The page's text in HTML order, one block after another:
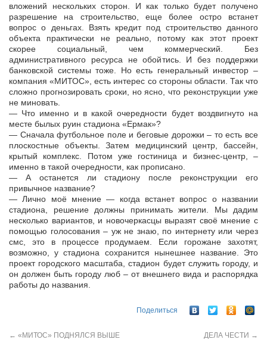
вложений нескольких сторон. И как только будет получено
разрешение на строительство, еще более остро встанет
вопрос о деньгах. Взять кредит под строительство данного
объекта практически не реально, потому как этот проект
скорее социальный, чем коммерческий. Без
административного ресурса не обойтись. И без поддержки
банковской системы тоже. Но есть генеральный инвестор –
компания «МИТОС», есть интерес со стороны области. Так что
сложно прогнозировать сроки, но ясно, что реконструкции уже
не миновать.
— Что именно и в какой очередности будет воздвигнуто на
месте былых руин стадиона «Ермак»?
— Сначала футбольное поле и беговые дорожки – то есть все
плоскостные объекты. Затем медицинский центр, бассейн,
крытый комплекс. Потом уже гостиница и бизнес-центр, –
именно в такой очередности, как прописано.
— А останется ли стадиону после реконструкции его
привычное название?
— Лично моё мнение — когда встанет вопрос о названии
стадиона, решение должны принимать жители. Мы дадим
несколько вариантов, и новочеркасцы выразят своё мнение с
помощью голосования – уж не знаю, по интернету или через
смс, это в процессе продумаем. Если горожане захотят,
возможно, у стадиона сохранится нынешнее название. Это
проект городского масштаба, стадион будет служить городу, и
он должен быть городу люб – от внешнего вида и распорядка
работы до названия.
Поделиться
← «МИТОС» ПОДНЯЛСЯ ВЫШЕ ДЕЛА ЧЕСТИ →